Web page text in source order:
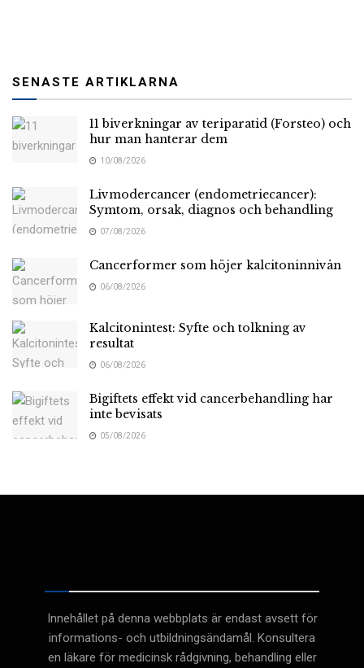
SENASTE ARTIKLARNA
11 biverkningar av teriparatid (Forsteo) och
hur man hanterar dem
10/08/2026
Livmodercancer (endometriecancer):
Symtom, orsak, diagnos och behandling
07/08/2026
Cancerformer som höjer kalcitoninnivån
06/08/2026
Kalcitonintest: Syfte och tolkning av
resultat
06/08/2026
Bigiftets effekt vid cancerbehandling har
inte bevisats
05/08/2026
Innehållet på denna webbplats är endast avsett för
informations- och utbildningsändamål. Konsultera
en läkare för medicinsk rådgivning, behandling eller